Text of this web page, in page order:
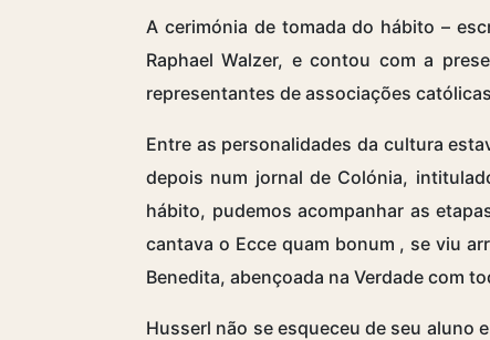
A cerimónia de tomada do hábito –
Raphael Walzer, e contou com a
representantes de associações
Entre as personalidades da cultura
depois num jornal de Colónia,
hábito, pudemos acompanhar as
cantava o Ecce quam bonum , se viu
Benedita, abençoada na Verdade com
Husserl não se esqueceu de seu aluno